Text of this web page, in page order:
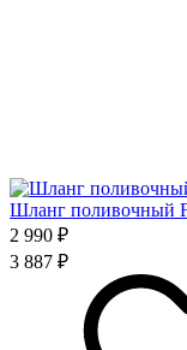
Шланг поливочный
2 990 ₽
3 887 ₽